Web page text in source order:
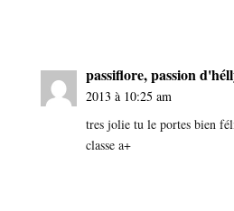
passiflore, passion
2013 à 10:25 am
tres jolie tu le portes bien
classe a+